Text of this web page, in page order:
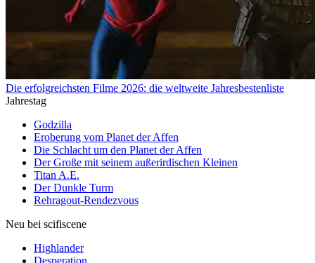
Die erfolgreichsten Filme 2026: die weltweite Jahresbestenliste
Jahrestag
Godzilla
Eroberung vom Planet der Affen
Die Schlacht um den Planet der Affen
Der Große mit seinem außerirdischen Kleinen
Titan A.E.
Der Dunkle Turm
Rehragout-Rendezvous
Neu bei scifiscene
Highlander
Desperation